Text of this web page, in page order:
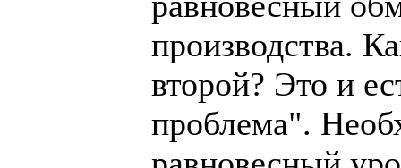
производства.
второй? Это и
проблема".